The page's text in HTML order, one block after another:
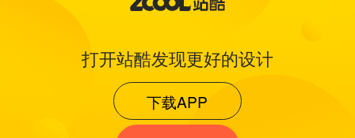
打开站酷发现更好的设计
下载APP